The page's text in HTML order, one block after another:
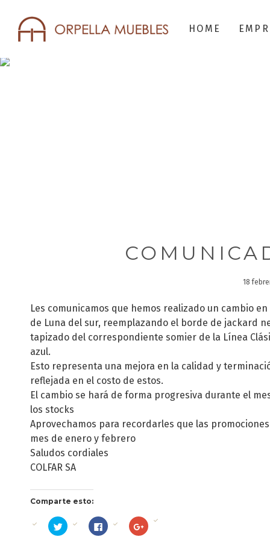
HOME
18
Les comunicamos que hemos realizado un cambio
de Luna del sur, reemplazando el borde de jackard
tapizado del correspondiente somier de la Línea
azul.
Esto representa una mejora en la calidad y
reflejada en el costo de estos.
El cambio se hará de forma progresiva durante el
los stocks
Aprovechamos para recordarles que las
mes de enero y febrero
Saludos cordiales
COLFAR SA
Comparte esto:
Haz
clic
Haz
clic
Haz
clic